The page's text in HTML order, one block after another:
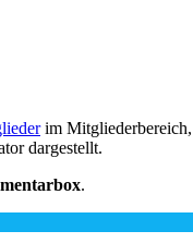
im
dargestellt.
.